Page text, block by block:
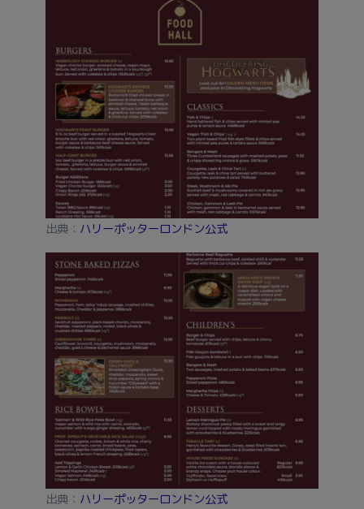
出典： ハリーポッターロンドン公式
出典： ハリーポッターロンドン公式